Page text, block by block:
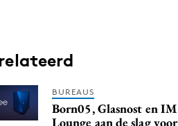
BUREAUS
Born05, Glasnost en IM
Lounge aan de slag voor